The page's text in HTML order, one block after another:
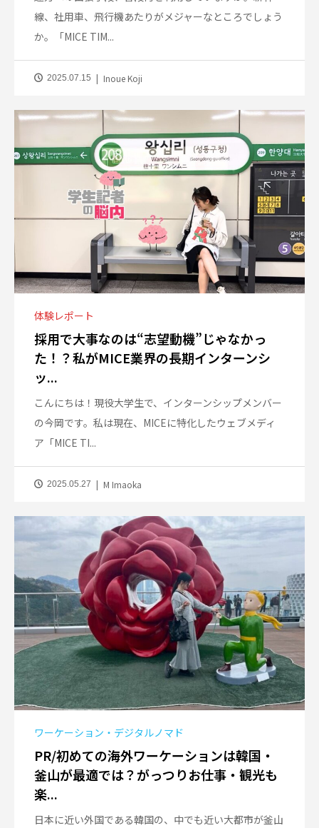
線、社用車、飛行機あたりがメジャーなところでしょう
か。「MICE TIM...
2025.07.15 Inoue Koji
体験レポート
採用で大事なのは“志望動機”じゃなかっ
た！？私がMICE業界の長期インターンシ
ッ...
こんにちは！現役大学生で、インターンシップメンバー
の今岡です。私は現在、MICEに特化したウェブメディ
ア「MICE TI...
2025.05.27 M Imaoka
ワーケーション・デジタルノマド
PR/初めての海外ワーケーションは韓国・
釜山が最適では？がっつりお仕事・観光も
楽...
日本に近い外国である韓国の、中でも近い大都市が釜山